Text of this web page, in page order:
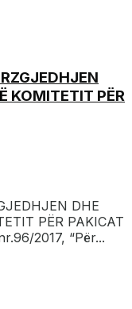
KOMITETIT PËR
DHE
PËR PAKICAT
2017, “Për...